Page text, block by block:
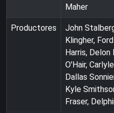
Maher
Productores
John
Klingher,
Harris, Delon
O'Hair,
Dallas
Kyle
Fraser,